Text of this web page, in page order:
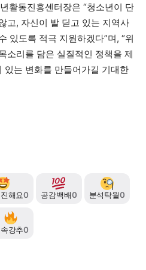
활동진흥센터장은 “청소년이 단
고, 자신이 발 딛고 있는 지역사
있도록 적극 지원하겠다”며, “위
소리를 담은 실질적인 정책을 제
있는 변화를 만들어가길 기대한
해요0 공감백배0 분석탁월0
강추0